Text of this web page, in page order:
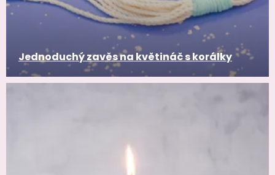
Jednoduchý zavěs na květináč s korálky